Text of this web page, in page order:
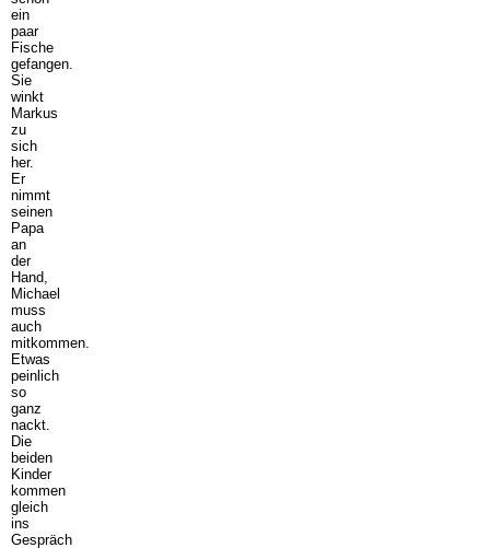
ein
paar
Fische
gefangen.
Sie
winkt
Markus
zu
sich
her.
Er
nimmt
seinen
Papa
an
der
Hand,
Michael
muss
auch
mitkommen.
Etwas
peinlich
so
ganz
nackt.
Die
beiden
Kinder
kommen
gleich
ins
Gespräch